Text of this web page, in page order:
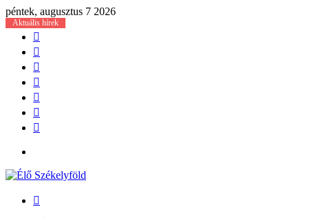
péntek, augusztus 7 2026
Aktuális hírek